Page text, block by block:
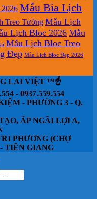
Mẫu Bìa Lịch
Treo Tường Mẫu Lịch
Lịch Bloc 2026 Mẫu
Mẫu Lịch Bloc Treo
Đẹp Mẫu Lịch Bloc Đẹp 2026
LAI VIỆT ™☝️
- 0937.559.554
- PHƯỜNG 3 - Q.
ẤP NGÃI LỢI A,
PHƯƠNG (CHỢ
TIỀN GIANG